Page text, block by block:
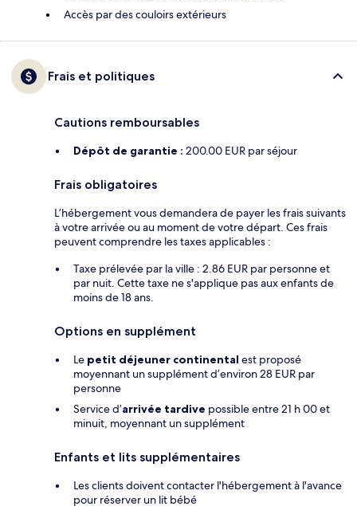
Accès par des couloirs extérieurs
Frais et politiques
Cautions remboursables
Dépôt de garantie : 200.00 EUR par séjour
Frais obligatoires
L’hébergement vous demandera de payer les frais suivants
à votre arrivée ou au moment de votre départ. Ces frais
peuvent comprendre les taxes applicables :
Taxe prélevée par la ville : 2.86 EUR par personne et
par nuit. Cette taxe ne s'applique pas aux enfants de
moins de 18 ans.
Options en supplément
Le petit déjeuner continental est proposé
moyennant un supplément d’environ 28 EUR par
personne
Service d’arrivée tardive possible entre 21 h 00 et
minuit, moyennant un supplément
Enfants et lits supplémentaires
Les clients doivent contacter l'hébergement à l'avance
pour réserver un lit bébé